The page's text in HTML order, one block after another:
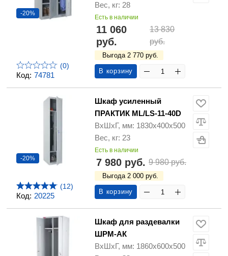
Код: 74781
-20%
(0)
Вес, кг: 28
Есть в наличии
11 060
руб.
13 830
руб.
Выгода 2 770 руб.
В корзину
Код: 20225
-20%
(12)
Шкаф усиленный
ПРАКТИК ML/LS-11-40D
ВхШхГ, мм: 1830х400х500
Вес, кг: 23
Есть в наличии
7 980 руб. 9 980 руб.
Выгода 2 000 руб.
В корзину
Шкаф для раздевалки
ШРМ-АК
ВхШхГ, мм: 1860х600х500